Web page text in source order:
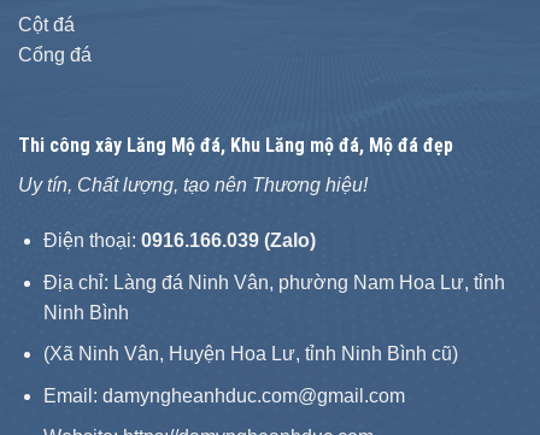
Cột đá
Cổng đá
Thi công xây Lăng Mộ đá, Khu Lăng mộ đá, Mộ đá đẹp
Uy tín, Chất lượng, tạo nên Thương hiệu!
Điện thoại: 0916.166.039 (Zalo)
Địa chỉ: Làng đá Ninh Vân, phường Nam Hoa Lư, tỉnh
Ninh Bình
(Xã Ninh Vân, Huyện Hoa Lư, tỉnh Ninh Bình cũ)
Email: damyngheanhduc.com@gmail.com